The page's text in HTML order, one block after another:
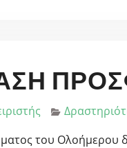
του Ολοήμερου